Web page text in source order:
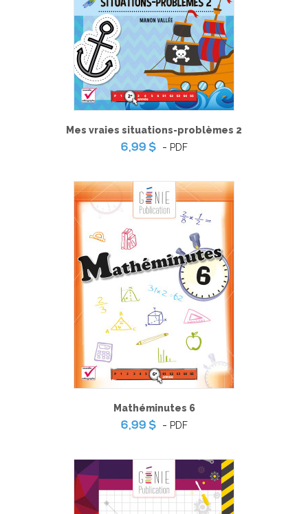
Mes vraies situations-problèmes 2
6,99 $
- PDF
Mathéminutes 6
6,99 $
- PDF